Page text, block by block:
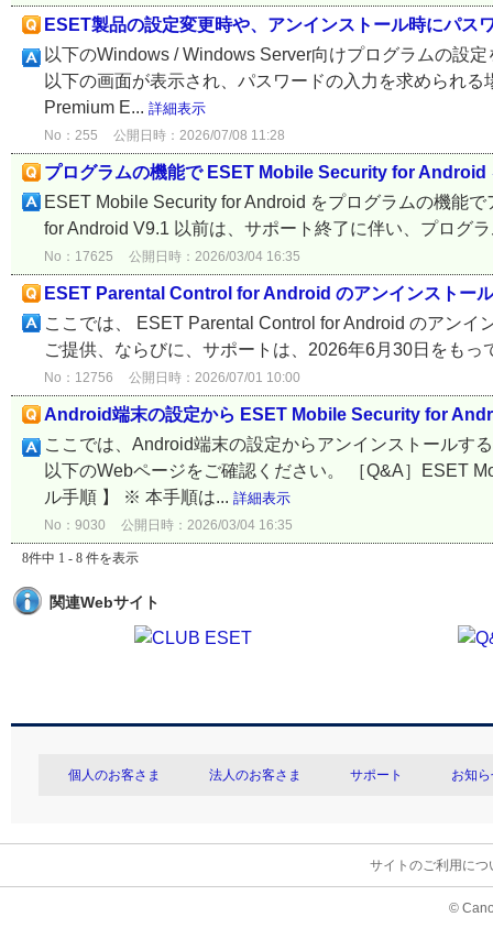
ESET製品の設定変更時や、アンインストール時にパス
以下のWindows / Windows Server向けプログラムの設
以下の画面が表示され、パスワードの入力を求められ
Premium E... 詳細表示
No：255 公開日時：2026/07/08 11:28
プログラムの機能で ESET Mobile Security for Android
ESET Mobile Security for Android をプログラムの機能
for Android V9.1 以前は、サポート終了に伴い、プログ
No：17625 公開日時：2026/03/04 16:35
ESET Parental Control for Android のアンインストー
ここでは、 ESET Parental Control for Android のアン
ご提供、ならびに、サポートは、2026年6月30日をも
No：12756 公開日時：2026/07/01 10:00
Android端末の設定から ESET Mobile Security for
ここでは、Android端末の設定からアンインストールす
以下のWebページをご確認ください。 ［Q&A］ESET
ル手順 】 ※ 本手順は... 詳細表示
No：9030 公開日時：2026/03/04 16:35
8件中 1 - 8 件を表示
関連Webサイト
個人のお客さま 法人のお客さま サポート お知
サイトのご利用につ
©